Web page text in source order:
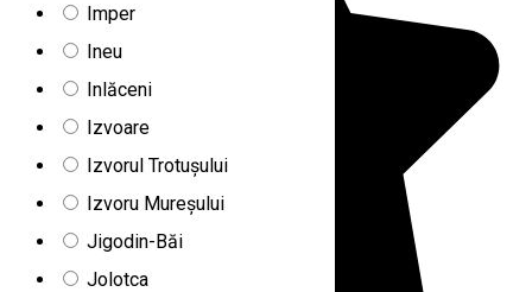
Imper
Ineu
Inlăceni
Izvoare
Izvorul Trotușului
Izvoru Mureșului
Jigodin-Băi
Jolotca